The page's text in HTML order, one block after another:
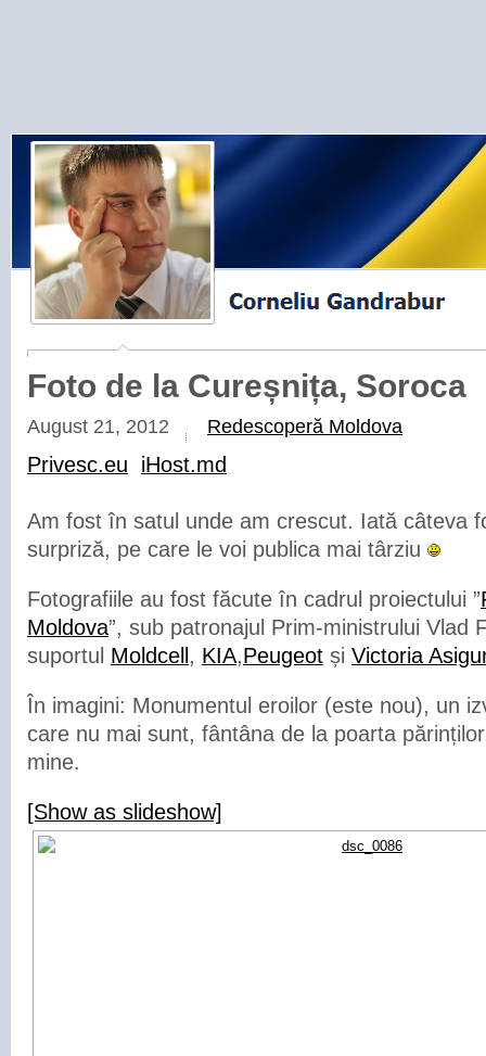
Foto de la Cureșnița, Soroca
August 21, 2012 Redescoperă Moldova
Privesc.eu iHost.md
Am fost în satul unde am crescut. Iată câteva
surpriză, pe care le voi publica mai târziu
Fotografiile au fost făcute în cadrul proiectului ”
Moldova”, sub patronajul Prim-ministrului Vlad
suportul Moldcell , KIA,Peugeot și Victoria
În imagini: Monumentul eroilor (este nou), un
care nu mai sunt, fântâna de la poarta
mine.
[Show as slideshow]